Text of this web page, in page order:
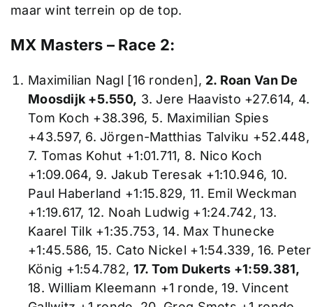
maar wint terrein op de top.
MX Masters – Race 2:
Maximilian Nagl [16 ronden], 2. Roan Van De
Moosdijk +5.550, 3. Jere Haavisto +27.614, 4.
Tom Koch +38.396, 5. Maximilian Spies
+43.597, 6. Jörgen-Matthias Talviku +52.448,
7. Tomas Kohut +1:01.711, 8. Nico Koch
+1:09.064, 9. Jakub Teresak +1:10.946, 10.
Paul Haberland +1:15.829, 11. Emil Weckman
+1:19.617, 12. Noah Ludwig +1:24.742, 13.
Kaarel Tilk +1:35.753, 14. Max Thunecke
+1:45.586, 15. Cato Nickel +1:54.339, 16. Peter
König +1:54.782, 17. Tom Dukerts +1:59.381,
18. William Kleemann +1 ronde, 19. Vincent